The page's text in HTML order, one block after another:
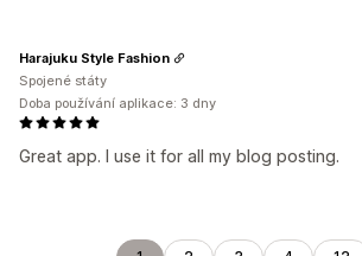
Great app. I use it for all my blog posting.
Harajuku Style Fashion
Spojené státy
Doba používání aplikace: 3 dny